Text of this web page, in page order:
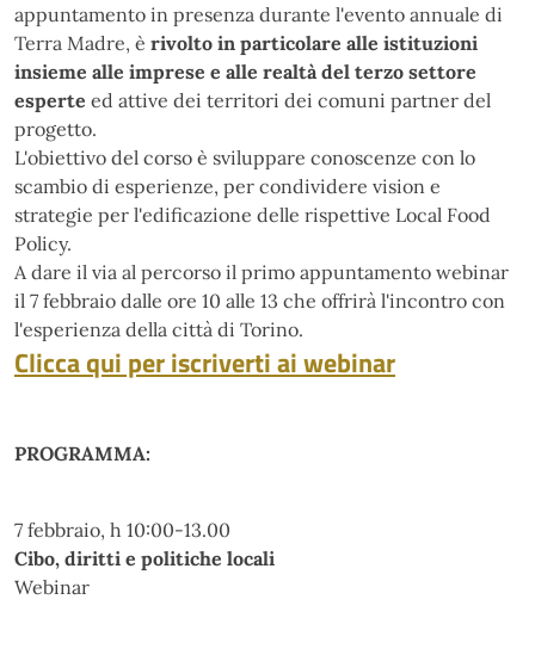
appuntamento in presenza durante l'evento annuale di
Terra Madre, è rivolto in particolare alle istituzioni
insieme alle imprese e alle realtà del terzo settore
esperte ed attive dei territori dei comuni partner del
progetto.
L'obiettivo del corso è sviluppare conoscenze con lo
scambio di esperienze, per condividere vision e
strategie per l'edificazione delle rispettive Local Food
Policy.
A dare il via al percorso il primo appuntamento webinar
il 7 febbraio dalle ore 10 alle 13 che offrirà l'incontro con
l'esperienza della città di Torino.
Clicca qui per iscriverti ai webinar
PROGRAMMA:
7 febbraio, h 10:00-13.00
Cibo, diritti e politiche locali
Webinar